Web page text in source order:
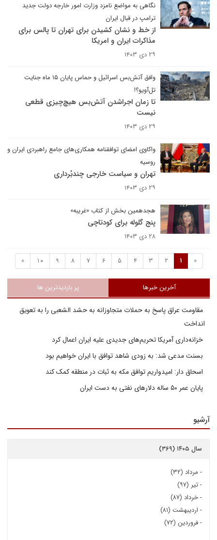
نگاهی به مواضع نامزد وزارت امور خارجه دولت جدید
ترامپ در قبال ایران
از خط و نشان کشیدن برای تهران تا پالس برای
مذاکرات ایران و امریکا
۲۹ دی ۱۴۰۳
وافق آتش‌بس اسرائیل و حماس پایان ۱۵ ماه جنایت
تل‌آویو؟!
تا زمان اجراشدن آتش‌بس هیچ‌چیزی قطعی
نیست
۲۹ دی ۱۴۰۳
واکاوی امضای توافقنامه همکاری‌های جامع راهبردی ایران و
روسیه
تهران و سیاست خارجی چندبُرداری
۲۹ دی ۱۴۰۳
هجدهمین بخش از کتاب «غریبه»
پنج گلوله برای کودتاچی
۲۸ دی ۱۴۰۳
«
1
2
3
4
5
6
7
8
9
10
»
آخرین خبرها پر بازدیدترین ها
مقاومت عراق پاسخ به حملات متجاوزانه به حشد الشعبی را به تعویق
انداخت
خزانه‌داری آمریکا تحریم‌های جدیدی علیه ایران اعمال کرد
بسنت مدعی شد: به زودی شاهد توافق با ایران خواهیم بود
اسحاق دار: امیدواریم توافق مکه به ثبات در منطقه کمک کند
پایان عمر ۵۰ ساله دلارهای نفتی به دست ایران
آرشیو
سال ۱۴۰۵ (۳۶۹)
- مرداد (۳۲)
-تیر (۹۷)
-خرداد (۸۷)
- اردیبهشت (۸۱)
-فروردین (۷۲)